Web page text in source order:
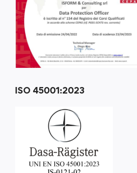
ISO 45001:2023